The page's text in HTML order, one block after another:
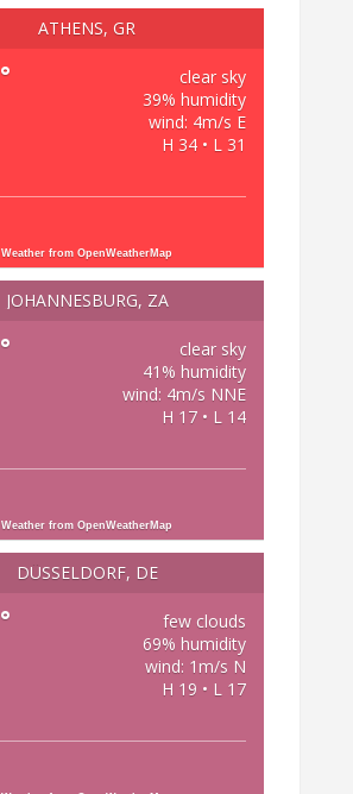
ATHENS, GR
°
clear sky
39% humidity
wind: 4m/s E
H 34 • L 31
Weather from OpenWeatherMap
JOHANNESBURG, ZA
°
clear sky
41% humidity
wind: 4m/s NNE
H 17 • L 14
Weather from OpenWeatherMap
DÜSSELDORF, DE
°
few clouds
69% humidity
wind: 1m/s N
H 19 • L 17